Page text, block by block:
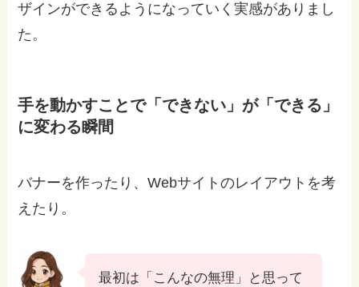
ザインができるようになっていく実感がありまし
た。
手を動かすことで「できない」が「できる」
に変わる瞬間
バナーを作ったり、Webサイトのレイアウトを考
えたり。
最初は「こんなの無理」と思って